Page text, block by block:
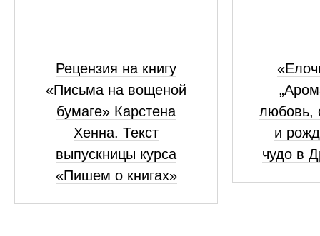
Рецензия на книгу
«Письма на вощеной
бумаге» Карстена
Хенна. Текст
выпускницы курса
«Пишем о книгах»
любовь,
и
чудо в